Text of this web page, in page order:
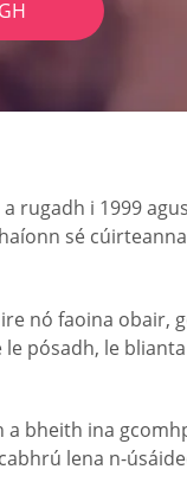
rugadh i 1999
sé
nó faoina obair,
pósadh, le
bheith ina
lena n-